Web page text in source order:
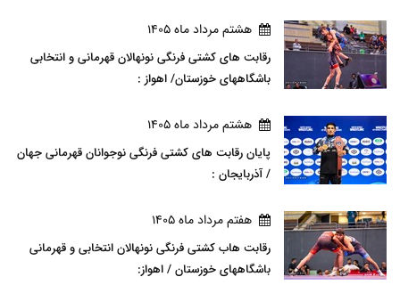
هشتم مرداد ماه 1405
رقابت های کشتی فرنگی نونهالان قهرمانی و انتخابی
باشگاههای خوزستان/ اهواز :
هشتم مرداد ماه 1405
پایان رقابت های کشتی فرنگی نوجوانان قهرمانی جهان
/ آذربایجان :
هفتم مرداد ماه 1405
رقابت هاب کشتی فرنگی نونهالان انتخابی و قهرمانی
باشگاههای خوزستان / اهواز: